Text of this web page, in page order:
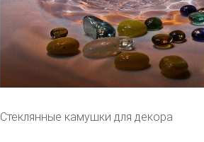
Стеклянные камушки для декора